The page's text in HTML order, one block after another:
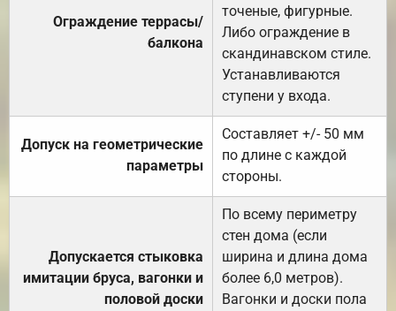
Ограждение террасы/
балкона
точеные, фигурные.
Либо ограждение в
скандинавском стиле.
Устанавливаются
ступени у входа.
Допуск на геометрические
параметры
Составляет +/- 50 мм
по длине с каждой
стороны.
Допускается стыковка
имитации бруса, вагонки и
половой доски
По всему периметру
стен дома (если
ширина и длина дома
более 6,0 метров).
Вагонки и доски пола